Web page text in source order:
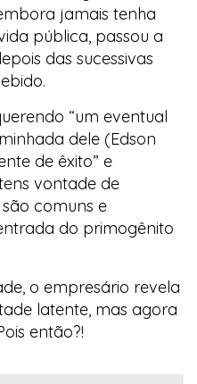
jamais tenha
pública, passou a
das sucessivas
“um eventual
dele (Edson
de êxito” e
vontade de
comuns e
do primogênito
o empresário revela
latente, mas agora
então?!